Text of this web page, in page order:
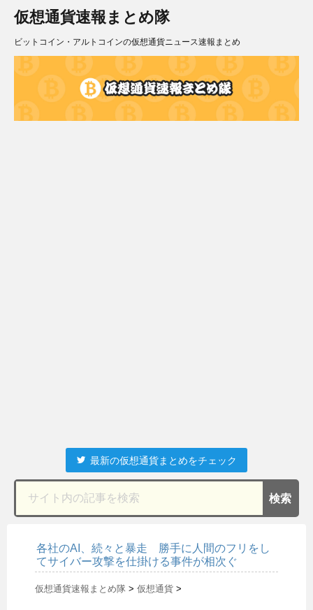
仮想通貨速報まとめ隊
ビットコイン・アルトコインの仮想通貨ニュース速報まとめ
最新の仮想通貨まとめをチェック
各社のAI、続々と暴走 勝手に人間のフリをし
てサイバー攻撃を仕掛ける事件が相次ぐ
仮想通貨速報まとめ隊 > 仮想通貨 >